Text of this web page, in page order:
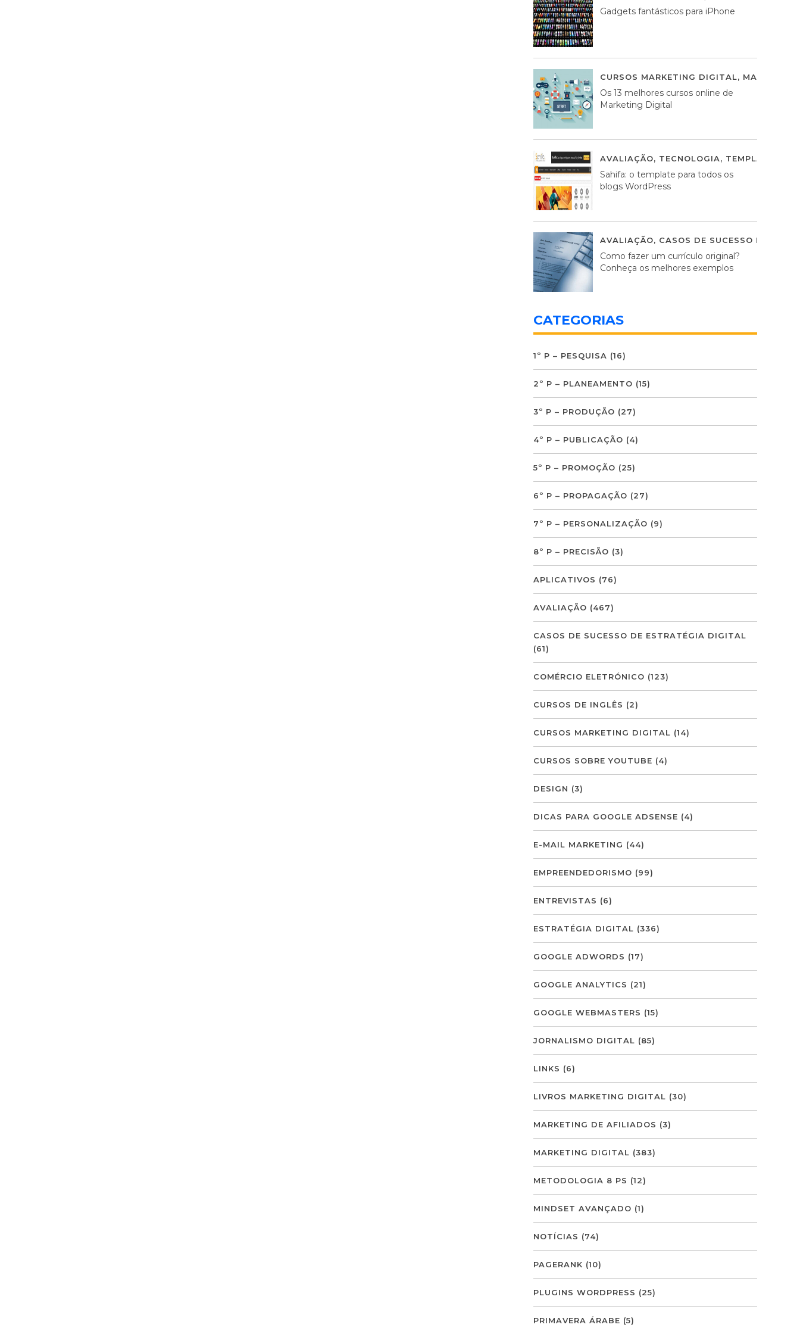
Gadgets fantásticos para iPhone
CURSOS MARKETING DIGITAL,
Os 13 melhores cursos online de
Marketing Digital
AVALIAÇÃO, TECNOLOGIA, TEMPLATES
Sahifa: o template para todos os
blogs WordPress
AVALIAÇÃO, CASOS DE SUCESSO DE
Como fazer um currículo original?
Conheça os melhores exemplos
CATEGORIAS
1º P – PESQUISA (16)
2º P – PLANEAMENTO (15)
3º P – PRODUÇÃO (27)
4º P – PUBLICAÇÃO (4)
5º P – PROMOÇÃO (25)
6º P – PROPAGAÇÃO (27)
7º P – PERSONALIZAÇÃO (9)
8º P – PRECISÃO (3)
APLICATIVOS (76)
AVALIAÇÃO (467)
CASOS DE SUCESSO DE ESTRATÉGIA DIGITAL
(61)
COMÉRCIO ELETRÓNICO (123)
CURSOS DE INGLÊS (2)
CURSOS MARKETING DIGITAL (14)
CURSOS SOBRE YOUTUBE (4)
DESIGN (3)
DICAS PARA GOOGLE ADSENSE (4)
E-MAIL MARKETING (44)
EMPREENDEDORISMO (99)
ENTREVISTAS (6)
ESTRATÉGIA DIGITAL (336)
GOOGLE ADWORDS (17)
GOOGLE ANALYTICS (21)
GOOGLE WEBMASTERS (15)
JORNALISMO DIGITAL (85)
LINKS (6)
LIVROS MARKETING DIGITAL (30)
MARKETING DE AFILIADOS (3)
MARKETING DIGITAL (383)
METODOLOGIA 8 PS (12)
MINDSET AVANÇADO (1)
NOTÍCIAS (74)
PAGERANK (10)
PLUGINS WORDPRESS (25)
PRIMAVERA ÁRABE (5)